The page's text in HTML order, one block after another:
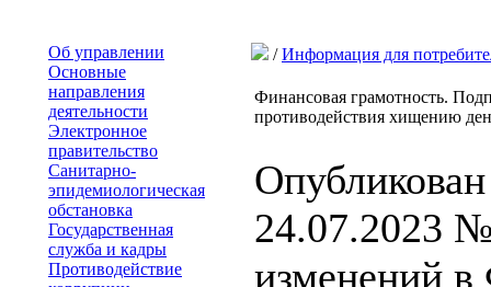
Об управлении
Основные
направления
деятельности
Электронное
правительство
Санитарно-
эпидемиологическая
обстановка
Государственная
служба и кадры
Противодействие
/Информация для
Финансовая грамотность.
противодействия хищению
24.07.2023
изменений